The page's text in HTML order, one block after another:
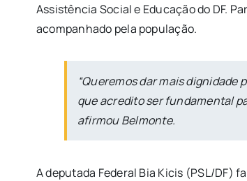
Assistência Social e Educação do DF.
acompanhado pela população.
“Queremos dar mais
que acredito ser fundamental
afirmou Belmonte.
A deputada Federal Bia Kicis (PSL/DF)